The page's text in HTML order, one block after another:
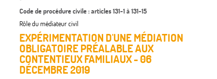
Code de procédure civile : articles 131-1 à 131-15
Rôle du médiateur civil
EXPÉRIMENTATION D'UNE MÉDIATION
OBLIGATOIRE PRÉALABLE AUX
CONTENTIEUX FAMILIAUX - 06
DÉCEMBRE 2019